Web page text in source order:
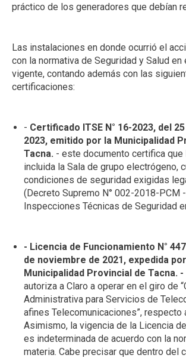
práctico de los generadores que debían
Las instalaciones en donde ocurrió el
con la normativa de Seguridad y Salud en
vigente, contando además con las
certificaciones:
- Certificado ITSE N° 16-2023, del
2023, emitido por la Municipalidad
Tacna. - este documento certifica que
incluida la Sala de grupo electrógeno,
condiciones de seguridad exigidas
(Decreto Supremo N° 002-2018-PCM
Inspecciones Técnicas de Seguridad
- Licencia de Funcionamiento N°
de noviembre de 2021, expedida
Municipalidad Provincial de Tacna. -
autoriza a Claro a operar en el giro de
Administrativa para Servicios de
afines Telecomunicaciones”, respecto
Asimismo, la vigencia de la Licencia
es indeterminada de acuerdo con la
materia. Cabe precisar que dentro del